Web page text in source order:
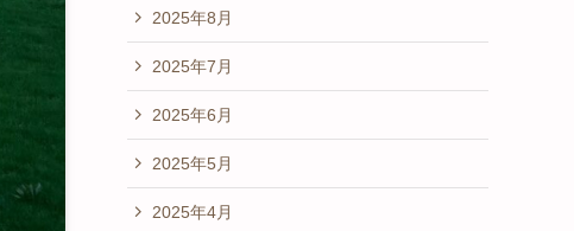
2025年8月
2025年7月
2025年6月
2025年5月
2025年4月